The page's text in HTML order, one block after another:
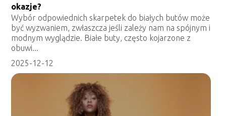
okazje?
Wybór odpowiednich skarpetek do białych butów może
być wyzwaniem, zwłaszcza jeśli zależy nam na spójnym i
modnym wyglądzie. Białe buty, często kojarzone z
obuwi...
2025-12-12